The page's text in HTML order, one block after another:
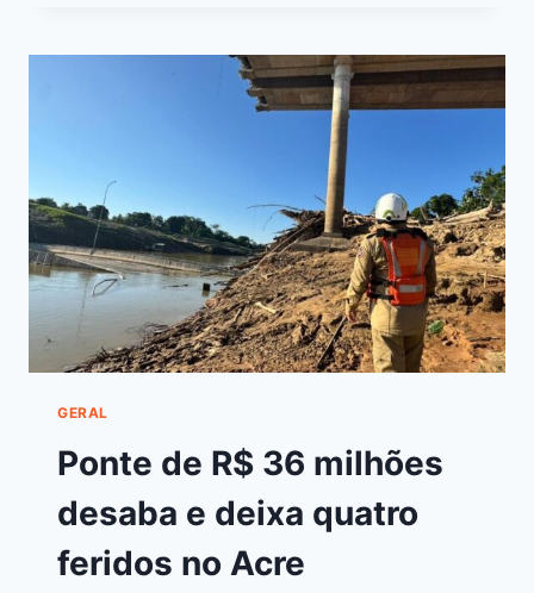
GERAL
Ponte de R$ 36 milhões
desaba e deixa quatro
feridos no Acre